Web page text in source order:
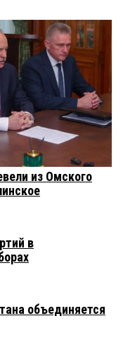
из Омского
в
объединяется